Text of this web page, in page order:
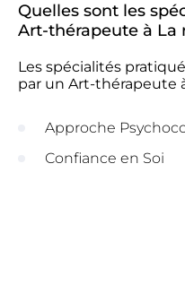
Quelles sont les
Art-thérapeute à La
Les spécialités
par un Art-thérapeute
Approche
Confiance en Soi